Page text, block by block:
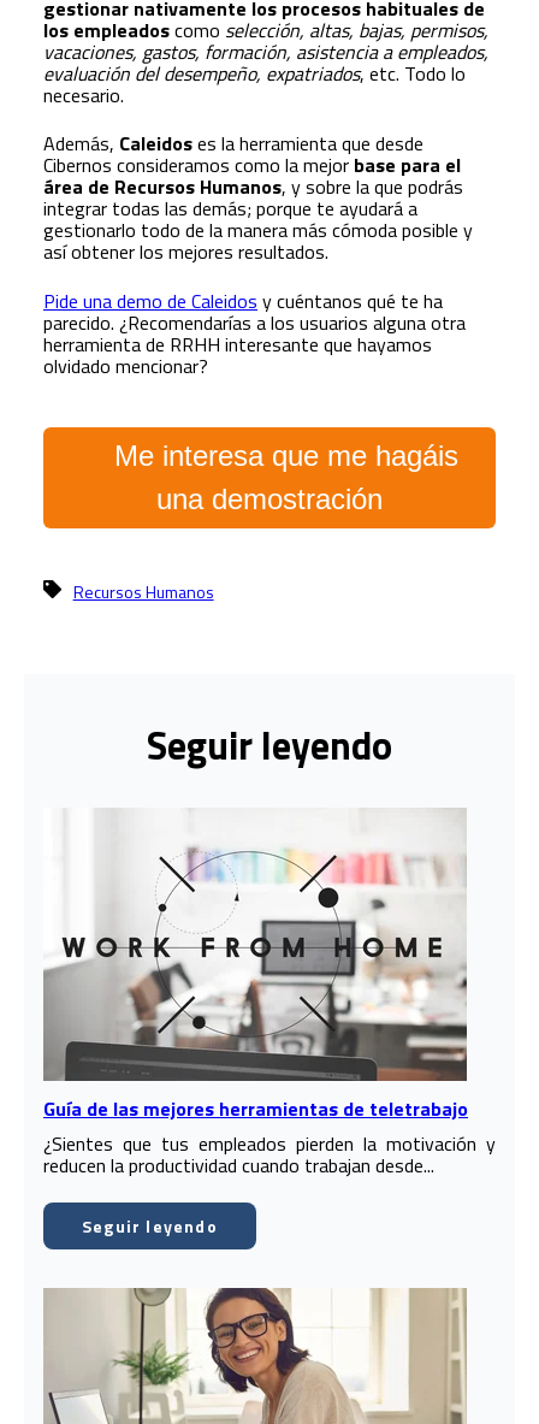
gestionar nativamente los procesos habituales de
los empleadoscomo selección, altas, bajas, permisos,
vacaciones, gastos, formación, asistencia a empleados,
evaluación del desempeño, expatriados, etc. Todo lo
necesario.
Además, Caleidoses la herramienta que desde
Cibernos consideramos como la mejor base para el
área de Recursos Humanos, y sobre la que podrás
integrar todas las demás; porque te ayudará a
gestionarlo todo de la manera más cómoda posible y
así obtener los mejores resultados.
Pide una demo de Caleidos y cuéntanos qué te ha
parecido. ¿Recomendarías a los usuarios alguna otra
herramienta de RRHH interesante que hayamos
olvidado mencionar?
Me interesa que me hagáis
una demostración
Recursos Humanos
Seguir leyendo
Guía de las mejores herramientas de teletrabajo
¿Sientes que tus empleados pierden la motivación y
reducen la productividad cuando trabajan desde...
Seguir leyendo